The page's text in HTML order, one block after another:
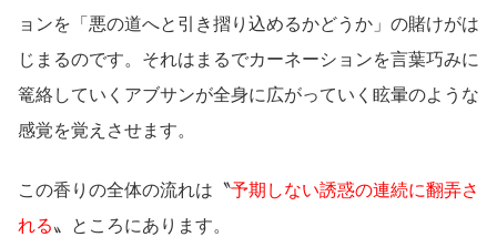
ョンを「悪の道へと引き摺り込めるかどうか」の賭けがは
じまるのです。それはまるでカーネーションを言葉巧みに
篭絡していくアブサンが全身に広がっていく眩暈のような
感覚を覚えさせます。
この香りの全体の流れは〝予期しない誘惑の連続に翻弄さ
れる〟ところにあります。